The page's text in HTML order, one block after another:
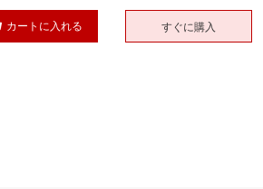
カートに入れる すぐに購入